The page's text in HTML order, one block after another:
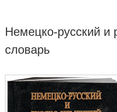
Немецко-русский и
словарь